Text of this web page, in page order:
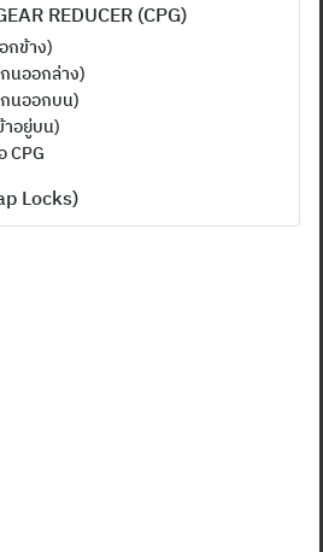
REDUCER (CPG)
กข้าง)
นออกล่าง)
กนออกบน)
าอยู่บน)
CPG
Locks)